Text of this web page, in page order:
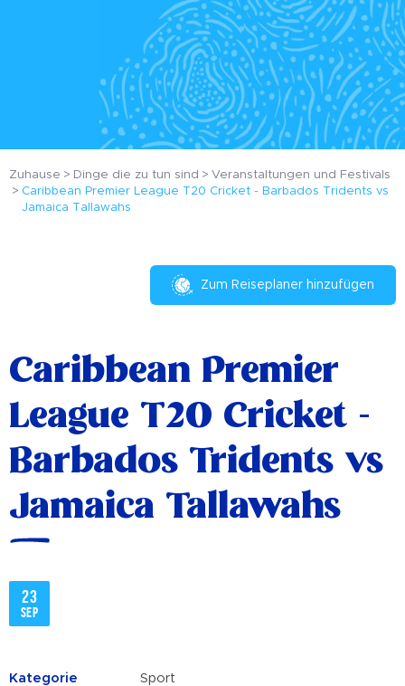
Zuhause Dinge die zu tun sind
Veranstaltungen und Festivals
Caribbean Premier League T20 Cricket - Barbados Tridents vs
Jamaica Tallawahs
Zum Reiseplaner hinzufügen
Caribbean Premier
League T20 Cricket -
Barbados Tridents vs
Jamaica Tallawahs
23
Sep
Kategorie Sport